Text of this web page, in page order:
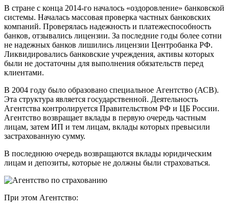
В стране с конца 2014-го началось «оздоровление» банковской
системы. Началась массовая проверка частных банковских
компаний. Проверялась надежность и платежеспособность
банков, отзывались лицензии. За последние годы более сотни
не надежных банков лишились лицензии Центробанка РФ.
Ликвидировались банковские учреждения, активы которых
были не достаточны для выполнения обязательств перед
клиентами.
В 2004 году было образовано специальное Агентство (АСВ).
Эта структура является государственной. Деятельность
Агентства контролируется Правительством РФ и ЦБ России.
Агентство возвращает вклады в первую очередь частным
лицам, затем ИП и тем лицам, вклады которых превысили
застрахованную сумму.
В последнюю очередь возвращаются вклады юридическим
лицам и депозиты, которые не должны были страховаться.
При этом Агентство: